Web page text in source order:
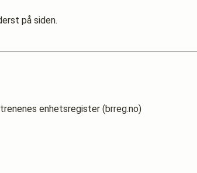
på siden.
enhetsregister (brreg.no)